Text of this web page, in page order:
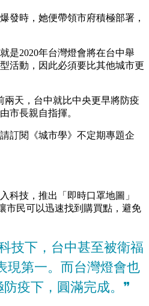
發時，她便帶領市府積極部署，
是2020年台灣燈會將在台中舉
活動，因此必須要比其他城市更
兩天，台中就比中央更早將防疫
市長親自指揮。
訂閱《城市學》不定期專題企
科技，推出「即時口罩地圖」
市民可以迅速找到購買點，避免
技下，台中甚至被衛福
現第一。而台灣燈會也
疫下，圓滿完成。❞